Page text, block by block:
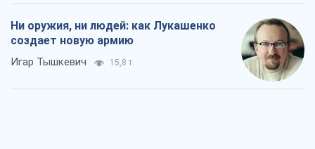
Ни оружия, ни людей: как Лукашенко
создает новую армию
Игар Тышкевич 15,8 т.